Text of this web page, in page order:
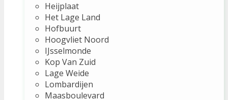
Heijplaat
Het Lage Land
Hofbuurt
Hoogvliet Noord
IJsselmonde
Kop Van Zuid
Lage Weide
Lombardijen
Maasboulevard